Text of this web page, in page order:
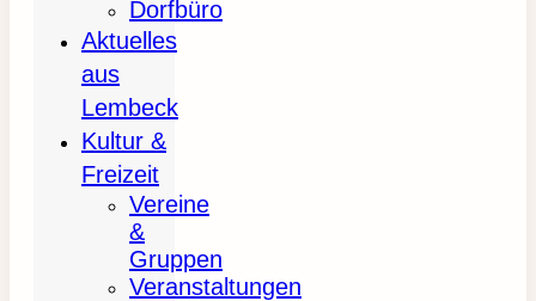
Dorfbüro
Aktuelles
aus
Lembeck
Kultur &
Freizeit
Vereine
&
Gruppen
Veranstaltungen